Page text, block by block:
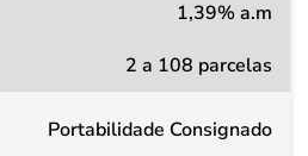
1,39% a.m
2 a 108 parcelas
Portabilidade Consignado